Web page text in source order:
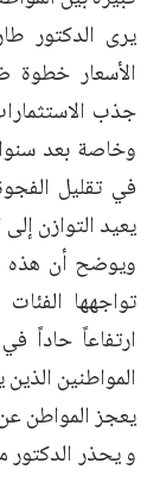
يرى الدكتور
الأسعار خطوة
جذب
وخاصة بعد
في تقليل
يعيد التوازن
ويوضح أن هذه
تواجهها
ارتفاعاً حاداً
المواطنين
يعجز المواطن
و يحذر